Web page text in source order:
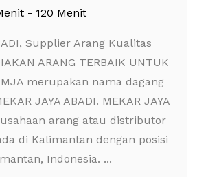
- 120 Menit
Supplier Arang Kualitas
ARANG TERBAIK UNTUK
MJA merupakan nama dagang
JAYA ABADI. MEKAR JAYA
arang atau distributor
di Kalimantan dengan posisi
Indonesia. ...